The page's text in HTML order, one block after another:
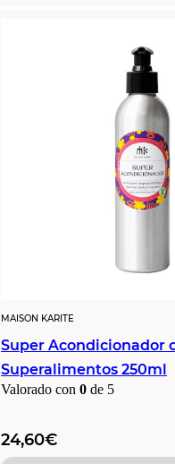
MAISON KARITE
Super Acondicionador
Superalimentos 250ml
Valorado con 0 de 5
24,60€